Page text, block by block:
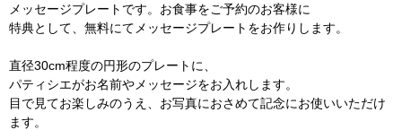
メッセージプレートです。お食事をご予約のお客様に
特典として、無料にてメッセージプレートをお作りします。
直径30cm程度の円形のプレートに、
パティシエがお名前やメッセージをお入れします。
目で見てお楽しみのうえ、お写真におさめて記念にお使いいただけ
ます。